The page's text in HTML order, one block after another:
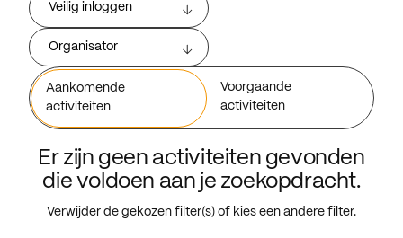
Veilig inloggen
Organisator
Aankomende
activiteiten
Voorgaande
activiteiten
Er zijn geen activiteiten gevonden
die voldoen aan je zoekopdracht.
Verwijder de gekozen filter(s) of kies een andere filter.